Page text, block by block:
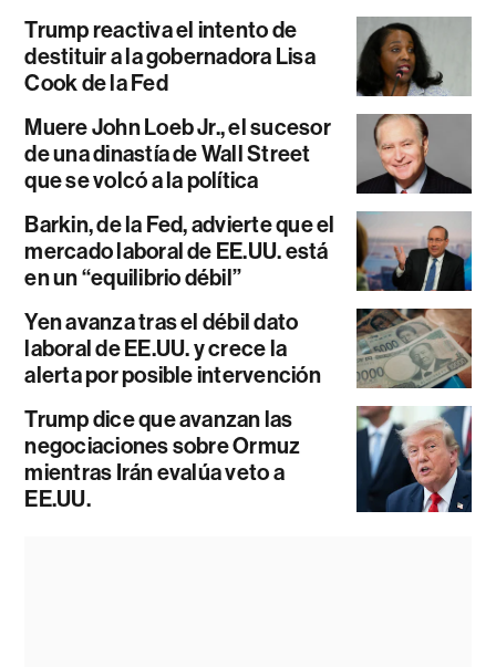
Trump reactiva el intento de
destituir a la gobernadora Lisa
Cook de la Fed
Muere John Loeb Jr., el sucesor
de una dinastía de Wall Street
que se volcó a la política
Barkin, de la Fed, advierte que el
mercado laboral de EE.UU. está
en un “equilibrio débil”
Yen avanza tras el débil dato
laboral de EE.UU. y crece la
alerta por posible intervención
Trump dice que avanzan las
negociaciones sobre Ormuz
mientras Irán evalúa veto a
EE.UU.